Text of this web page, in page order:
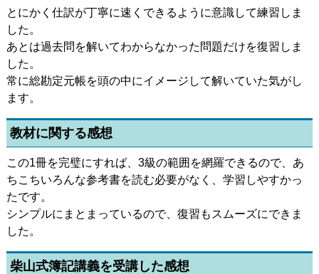
とにかく仕訳が丁寧に速くできるように意識して練習しま
した。
あとは過去問を解いてわからなかった問題だけを復習しま
した。
常に総勘定元帳を頭の中にイメージして解いていた気がし
ます。
教材に関する感想
この1冊を完璧にすれば、3級の範囲を網羅できるので、あ
ちこちいろんな参考書を読む必要がなく、学習しやすかっ
たです。
シンプルにまとまっているので、復習もスムーズにできま
した。
柴山式簿記講義を受講した感想